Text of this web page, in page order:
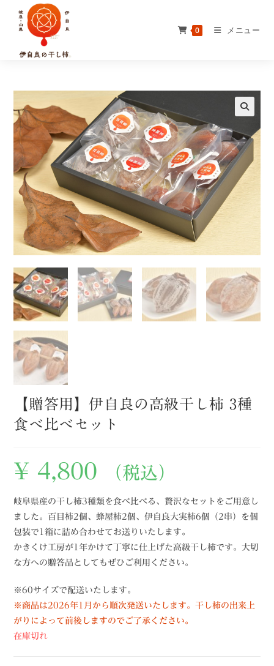
0 メニュー
【贈答用】伊自良の高級干し柿 3種
食べ比べセット
¥ 4,800 （税込）
岐阜県産の干し柿3種類を食べ比べる、贅沢なセットをご用意し
ました。百目柿2個、蜂屋柿2個、伊自良大実柿6個（2串）を個
包装で1箱に詰め合わせてお送りいたします。
かきくけ工房が1年かけて丁寧に仕上げた高級干し柿です。大切
な方への贈答品としてもぜひご利用ください。
※60サイズで配送いたします。
※商品は2026年1月から順次発送いたします。干し柿の出来上
がりによって前後しますのでご了承ください。
在庫切れ